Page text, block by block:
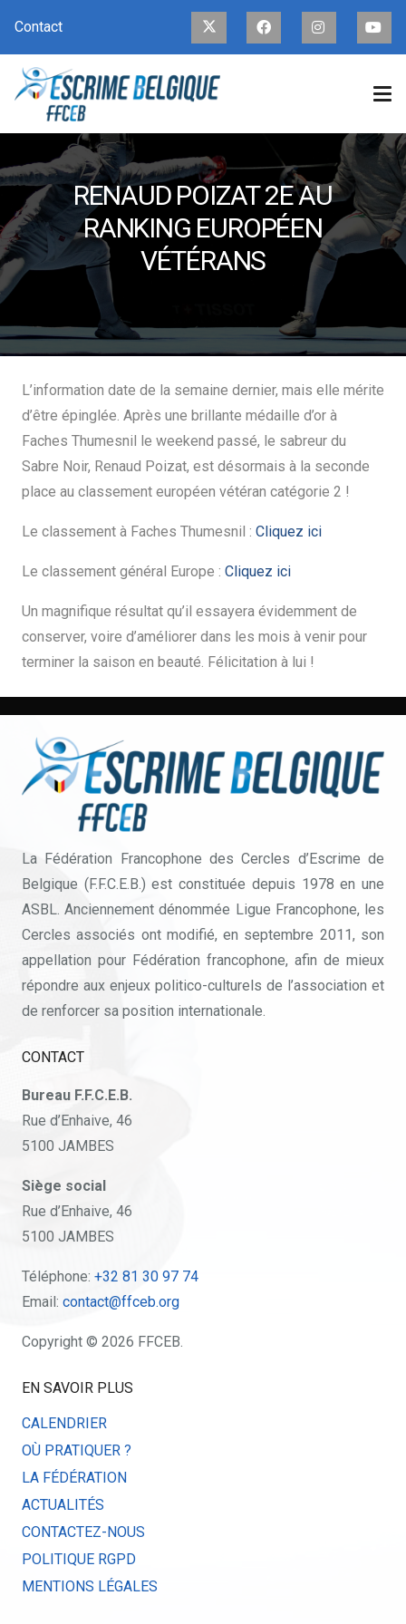
Contact
RENAUD POIZAT 2E AU
RANKING EUROPÉEN
VÉTÉRANS
L’information date de la semaine dernier, mais elle mérite
d’être épinglée. Après une brillante médaille d’or à
Faches Thumesnil le weekend passé, le sabreur du
Sabre Noir, Renaud Poizat, est désormais à la seconde
place au classement européen vétéran catégorie 2 !
Le classement à Faches Thumesnil : Cliquez ici
Le classement général Europe : Cliquez ici
Un magnifique résultat qu’il essayera évidemment de
conserver, voire d’améliorer dans les mois à venir pour
terminer la saison en beauté. Félicitation à lui !
La Fédération Francophone des Cercles d’Escrime de
Belgique (F.F.C.E.B.) est constituée depuis 1978 en une
ASBL. Anciennement dénommée Ligue Francophone, les
Cercles associés ont modifié, en septembre 2011, son
appellation pour Fédération francophone, afin de mieux
répondre aux enjeux politico-culturels de l’association et
de renforcer sa position internationale.
CONTACT
Bureau F.F.C.E.B.
Rue d’Enhaive, 46
5100 JAMBES
Siège social
Rue d’Enhaive, 46
5100 JAMBES
Téléphone: +32 81 30 97 74
Email: contact@ffceb.org
Copyright © 2026 FFCEB.
EN SAVOIR PLUS
CALENDRIER
OÙ PRATIQUER ?
LA FÉDÉRATION
ACTUALITÉS
CONTACTEZ-NOUS
POLITIQUE RGPD
MENTIONS LÉGALES